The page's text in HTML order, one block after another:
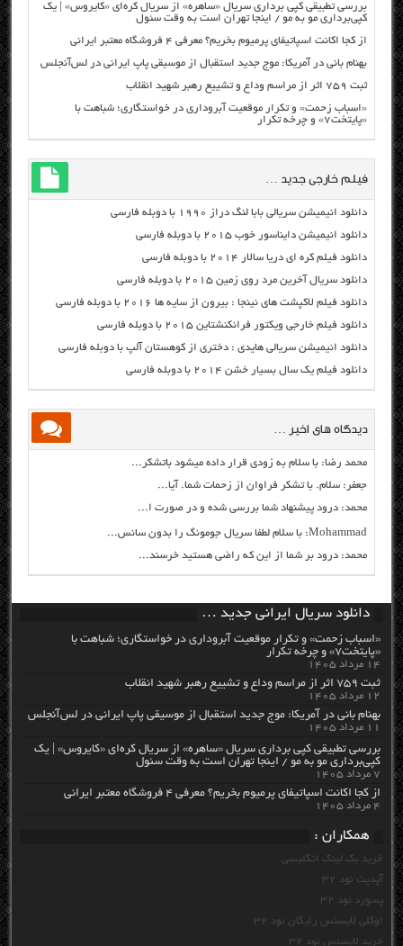
بررسی تطبیقی کپی برداری سریال «ساهره» از سریال کره‌ای «کایروس» | یک
کپی‌برداری مو به مو / اینجا تهران است به وقت سئول
از کجا اکانت اسپاتیفای پرمیوم بخریم؟ معرفی ۴ فروشگاه معتبر ایرانی
بهنام بانی در آمریکا: موج جدید استقبال از موسیقی پاپ ایرانی در لس‌آنجلس
ثبت ۷۵۹ اثر از مراسم وداع و تشییع رهبر شهید انقلاب
«اسباب زحمت» و تکرار موقعیت آبروداری در خواستگاری؛ شباهت با
«پایتخت۷» و چرخه تکرار
فیلم خارجی جدید …
دانلود انیمیشن سریالی بابا لنگ دراز ۱۹۹۰ با دوبله فارسی
دانلود انیمیشن دایناسور خوب ۲۰۱۵ با دوبله فارسی
دانلود فیلم کره ای دریا سالار ۲۰۱۴ با دوبله فارسی
دانلود سریال آخرین مرد روی زمین ۲۰۱۵ با دوبله فارسی
دانلود فیلم لاکپشت های نینجا : بیرون از سایه ها ۲۰۱۶ با دوبله فارسی
دانلود فیلم خارجی ویکتور فرانکنشتاین ۲۰۱۵ با دوبله فارسی
دانلود انیمیشن سریالی هایدی : دختری از کوهستان آلپ با دوبله فارسی
دانلود فیلم یک سال بسیار خشن ۲۰۱۴ با دوبله فارسی
دیدگاه های اخیر …
محمد رضا: با سلام به زودی قرار داده میشود باتشکر...
جعفر: سلام. با تشکر فراوان از زحمات شما. آیا...
محمد: درود پیشنهاد شما بررسی شده و در صورت ا...
Mohammad: با سلام لطفا سریال جومونگ را بدون سانس...
محمد: درود بر شما از این که راضی هستید خرسند...
دانلود سریال ایرانی جدید …
«اسباب زحمت» و تکرار موقعیت آبروداری در خواستگاری؛ شباهت با
«پایتخت۷» و چرخه تکرار
۱۴ مرداد ۱۴۰۵
ثبت ۷۵۹ اثر از مراسم وداع و تشییع رهبر شهید انقلاب
۱۲ مرداد ۱۴۰۵
بهنام بانی در آمریکا: موج جدید استقبال از موسیقی پاپ ایرانی در لس‌آنجلس
۱۱ مرداد ۱۴۰۵
بررسی تطبیقی کپی برداری سریال «ساهره» از سریال کره‌ای «کایروس» | یک
کپی‌برداری مو به مو / اینجا تهران است به وقت سئول
۷ مرداد ۱۴۰۵
از کجا اکانت اسپاتیفای پرمیوم بخریم؟ معرفی ۴ فروشگاه معتبر ایرانی
۴ مرداد ۱۴۰۵
همکاران :
خرید بک لینک انگلیسی
آپدیت نود 32
پسورد نود 32
اوکلی لایسنس رایگان نود 32
خرید لایسنس نود 32